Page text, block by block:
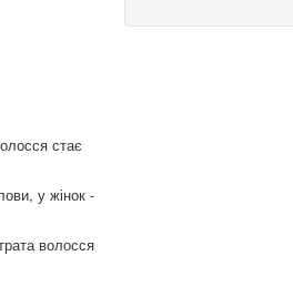
стає
у жінок -
волосся